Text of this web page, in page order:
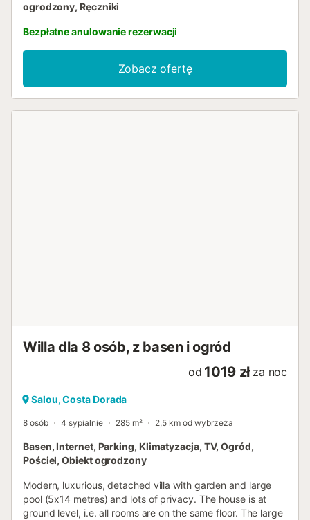
ogrodzony, Ręczniki
Bezpłatne anulowanie rezerwacji
Zobacz ofertę
Willa dla 8 osób, z basen i ogród
od 1019 zł za noc
Salou, Costa Dorada
8 osób 4 sypialnie 285 m² 2,5 km od wybrzeża
Basen, Internet, Parking, Klimatyzacja, TV, Ogród,
Pościel, Obiekt ogrodzony
Modern, luxurious, detached villa with garden and large
pool (5x14 metres) and lots of privacy. The house is at
ground level, i.e. all rooms are on the same floor. The large